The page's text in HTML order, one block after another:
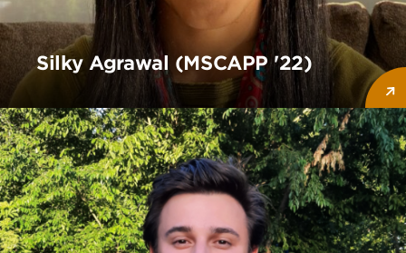
Silky Agrawal (MSCAPP '22)